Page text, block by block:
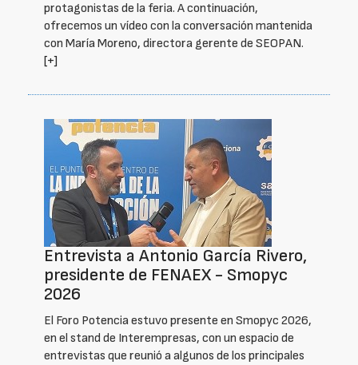
protagonistas de la feria. A continuación,
ofrecemos un vídeo con la conversación mantenida
con María Moreno, directora gerente de SEOPAN.
[+]
Entrevista a Antonio García Rivero,
presidente de FENAEX - Smopyc
2026
El Foro Potencia estuvo presente en Smopyc 2026,
en el stand de Interempresas, con un espacio de
entrevistas que reunió a algunos de los principales